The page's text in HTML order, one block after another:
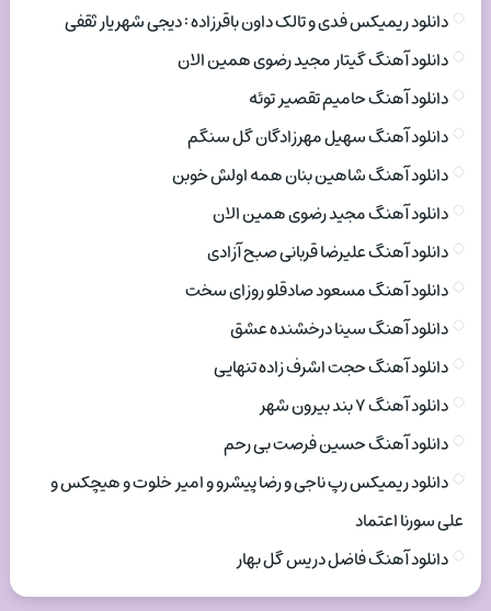
دانلود ریمیکس فدی و تالک داون باقرزاده : دیجی شهریار ثقفی
دانلود آهنگ گیتار مجید رضوی همین الان
دانلود آهنگ حامیم تقصیر توئه
دانلود آهنگ سهیل مهرزادگان گل سنگم
دانلود آهنگ شاهین بنان همه اولش خوبن
دانلود آهنگ مجید رضوی همین الان
دانلود آهنگ علیرضا قربانی صبح آزادی
دانلود آهنگ مسعود صادقلو روزای سخت
دانلود آهنگ سینا درخشنده عشق
دانلود آهنگ حجت اشرف زاده تنهایی
دانلود آهنگ ۷ بند بیرون شهر
دانلود آهنگ حسین فرصت بی رحم
دانلود ریمیکس رپ ناجی و رضا پیشرو و امیر خلوت و هیچکس و
علی سورنا اعتماد
دانلود آهنگ فاضل دریس گل بهار